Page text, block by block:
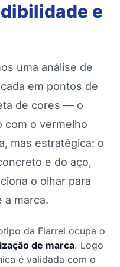
e
uma análise de
em pontos de
de cores — o
com o vermelho
mas estratégica: o
e do aço,
o olhar para
a marca.
da Flarrel ocupa o
de marca. Logo
é validada com o